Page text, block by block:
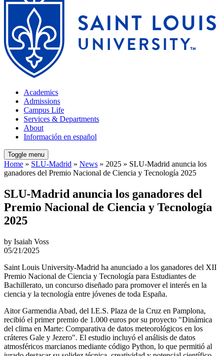
Academics
Admissions
Campus Life
Services & Departments
About
Información en español
Toggle menu
Home » SLU-Madrid » News » 2025 » SLU-Madrid anuncia los
ganadores del Premio Nacional de Ciencia y Tecnología 2025
SLU-Madrid anuncia los ganadores del
Premio Nacional de Ciencia y Tecnología
2025
by Isaiah Voss
05/21/2025
Saint Louis University-Madrid ha anunciado a los ganadores del XII
Premio Nacional de Ciencia y Tecnología para Estudiantes de
Bachillerato, un concurso diseñado para promover el interés en la
ciencia y la tecnología entre jóvenes de toda España.
Aitor Garmendia Abad, del I.E.S. Plaza de la Cruz en Pamplona,
recibió el primer premio de 1.000 euros por su proyecto "Dinámica
del clima en Marte: Comparativa de datos meteorológicos en los
cráteres Gale y Jezero". El estudio incluyó el análisis de datos
atmosféricos marcianos mediante código Python, lo que permitió al